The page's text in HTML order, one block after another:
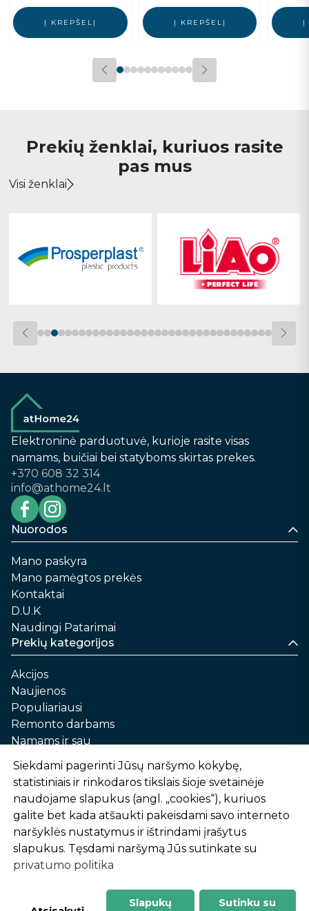
Į KREPŠELĮ Į KREPŠELĮ Į
Prekių ženklai, kuriuos rasite
pas mus
Visi ženklai
Elektroninė parduotuvė, kurioje rasite visas
namams, buičiai bei statyboms skirtas prekes.
+370 608 32 314
info@athome24.lt
Nuorodos
Mano paskyra
Mano pamėgtos prekės
Kontaktai
D.U.K
Naudingi Patarimai
Prekių kategorijos
Akcijos
Naujienos
Populiariausi
Remonto darbams
Namams ir sau
Automobilių priežiūrai
Sodui ir daržui
Informacija
Apie mus
Prekių pirkimo – pardavimo taisyklės
Prekių pristatymas ir atsiėmimas
Garantinis aptarnavimas ir prekių grąžinimas
Privatumo politika
Siekdami pagerinti Jūsų naršymo kokybę,
statistiniais ir rinkodaros tikslais šioje svetainėje
naudojame slapukus (angl. „cookies“), kuriuos
galite bet kada atšaukti pakeisdami savo interneto
naršyklės nustatymus ir ištrindami įrašytus
slapukus. Tęsdami naršymą Jūs sutinkate su
privatumo politika
Slapukų Sutinku su